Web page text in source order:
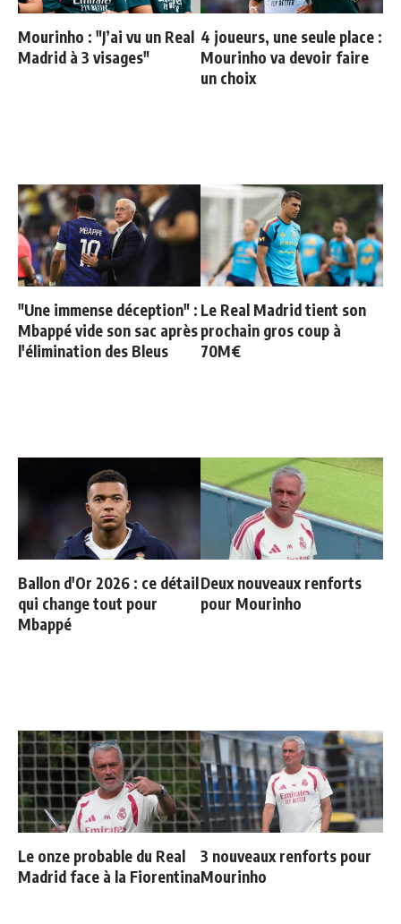
Mourinho : "J’ai vu un Real
Madrid à 3 visages"
4 joueurs, une seule place :
Mourinho va devoir faire
un choix
"Une immense déception" :
Mbappé vide son sac après
l'élimination des Bleus
Le Real Madrid tient son
prochain gros coup à
70M€
Ballon d'Or 2026 : ce détail
qui change tout pour
Mbappé
Deux nouveaux renforts
pour Mourinho
Le onze probable du Real
Madrid face à la Fiorentina
3 nouveaux renforts pour
Mourinho